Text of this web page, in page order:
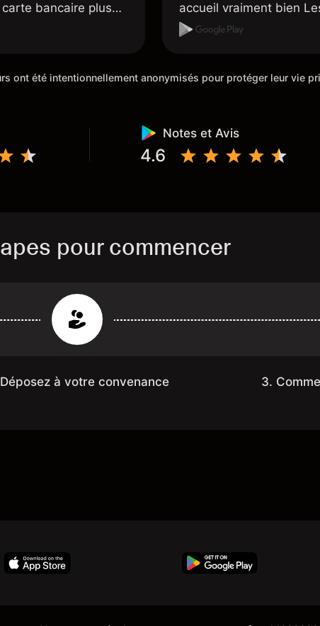
bancaire plus
dans l'ensemble je
accueil vraiment bien
sont super accueillants
été intentionnellement anonymisés pour protéger leur vie
Notes et Avis
4.6
pour commencer
à votre convenance
3.